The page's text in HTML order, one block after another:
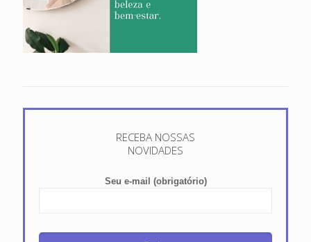
RECEBA NOSSAS
NOVIDADES
Seu e-mail (obrigatório)